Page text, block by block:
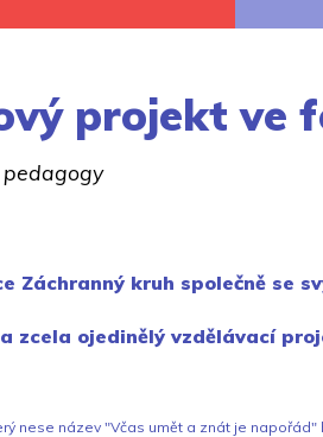
projekt ve
Záchranný kruh společně se
zcela ojedinělý vzdělávací
nese název "Včas umět a znát je